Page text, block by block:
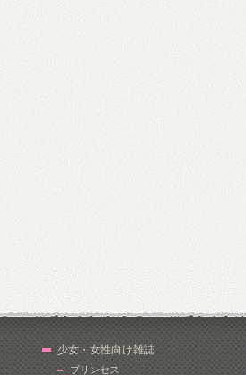
少女・女性向け雑誌
プリンセス